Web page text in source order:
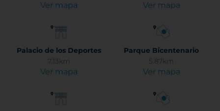
Ver mapa Ver mapa
Palacio de los Deportes
7.13km
Ver mapa
Parque Bicentenario
5.87km
Ver mapa